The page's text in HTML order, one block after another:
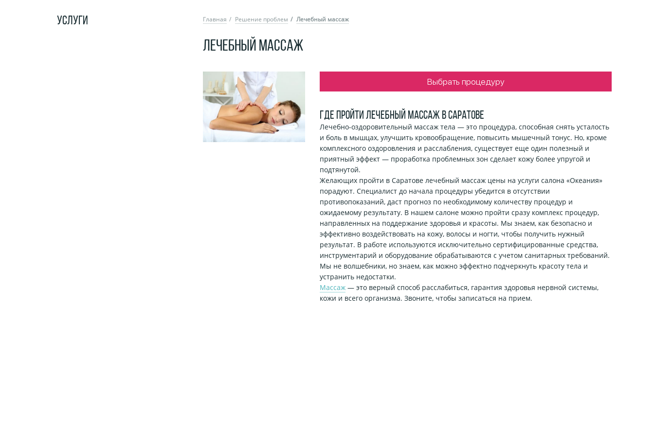
УСЛУГИ Главная Решение проблем Лечебный массаж
ЛЕЧЕБНЫЙ МАССАЖ
Выбрать процедуру
Где пройти лечебный массаж в Саратове
Лечебно-оздоровительный массаж тела — это процедура, способная снять усталость
и боль в мышцах, улучшить кровообращение, повысить мышечный тонус. Но, кроме
комплексного оздоровления и расслабления, существует еще один полезный и
приятный эффект — проработка проблемных зон сделает кожу более упругой и
подтянутой.
Желающих пройти в Саратове лечебный массаж цены на услуги салона «Океания»
порадуют. Специалист до начала процедуры убедится в отсутствии
противопоказаний, даст прогноз по необходимому количеству процедур и
ожидаемому результату. В нашем салоне можно пройти сразу комплекс процедур,
направленных на поддержание здоровья и красоты. Мы знаем, как безопасно и
эффективно воздействовать на кожу, волосы и ногти, чтобы получить нужный
результат. В работе используются исключительно сертифицированные средства,
инструментарий и оборудование обрабатываются с учетом санитарных требований.
Мы не волшебники, но знаем, как можно эффектно подчеркнуть красоту тела и
устранить недостатки.
Массаж — это верный способ расслабиться, гарантия здоровья нервной системы,
кожи и всего организма. Звоните, чтобы записаться на прием.